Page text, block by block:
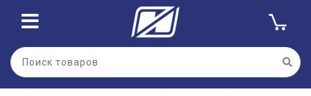
Для клиентов всех банков